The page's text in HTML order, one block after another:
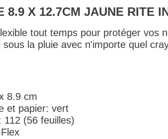
8.9 X 12.7CM JAUNE RITE
tout temps pour protéger vos
la pluie avec n'importe quel
8.9 cm
et papier: vert
112 (56 feuilles)